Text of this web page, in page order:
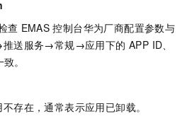
查 EMAS 控制台华为厂商配置参数与
推送服务→常规→应用下的 APP ID、
。
存在，通常表示应用已卸载。